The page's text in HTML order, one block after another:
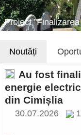
Proiect
Noutăți
Au fost
energie
din Cimișlia
30.07.2026